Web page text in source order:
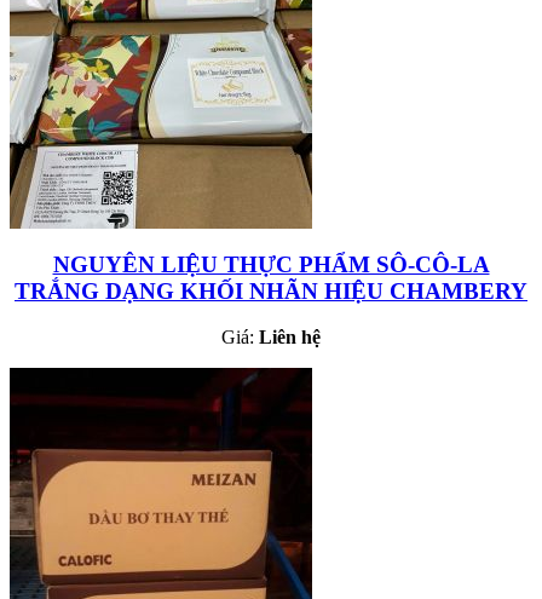
NGUYÊN LIỆU THỰC PHẨM SÔ-CÔ-LA
TRẮNG DẠNG KHỐI NHÃN HIỆU CHAMBERY
Giá: Liên hệ